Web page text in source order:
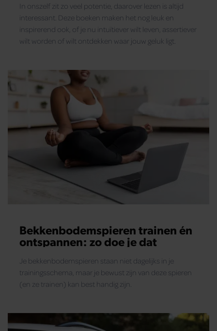
In onszelf zit zo veel potentie, daarover lezen is altijd
interessant. Deze boeken maken het nog leuk en
inspirerend ook, of je nu intuïtiever wilt leven, assertiever
wilt worden of wilt ontdekken waar jouw geluk ligt.
Bekkenbodemspieren trainen én
ontspannen: zo doe je dat
Je bekkenbodemspieren staan niet dagelijks in je
trainingsschema, maar je bewust zijn van deze spieren
(en ze trainen) kan best handig zijn.